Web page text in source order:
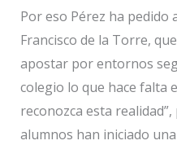
Por eso Pérez ha pedido
Francisco de la Torre,
apostar por entornos
colegio lo que hace falta
reconozca esta
alumnos han iniciado